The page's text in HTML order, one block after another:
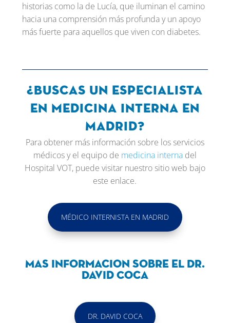
historias como la de Lucía, que iluminan el camino
hacia una comprensión más profunda y un apoyo
más fuerte para aquellos que viven con diabetes.
¿Buscas un especialista
en medicina interna en
Madrid?
Para obtener más información sobre los servicios
médicos y el equipo de medicina internadel
Hospital VOT, puede visitar nuestro sitio web bajo
este enlace.
MÉDICO INTERNISTA EN MADRID
Mas informacion sobre el Dr.
David Coca
DR. DAVID COCA